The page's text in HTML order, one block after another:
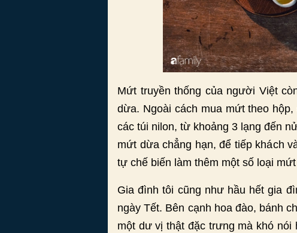
Mứt truyền thống của người Việt
dừa. Ngoài cách mua mứt theo
các túi nilon, từ khoảng 3 lạng đến
mứt dừa chẳng hạn, để tiếp khách
tự chế biến làm thêm một số loại
Gia đình tôi cũng như hầu hết gia
ngày Tết. Bên cạnh hoa đào, bánh
một dư vị thật đặc trưng mà khó